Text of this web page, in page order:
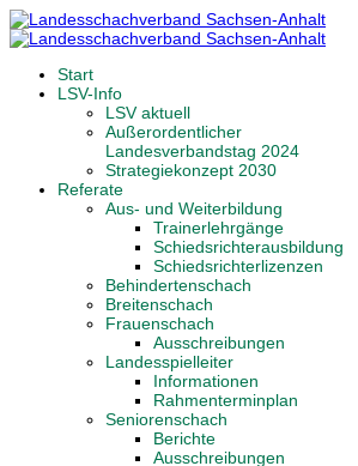
Start
LSV-Info
LSV aktuell
Außerordentlicher
Landesverbandstag 2024
Strategiekonzept 2030
Referate
Aus- und Weiterbildung
Trainerlehrgänge
Schiedsrichterausbildung
Schiedsrichterlizenzen
Behindertenschach
Breitenschach
Frauenschach
Ausschreibungen
Landesspielleiter
Informationen
Rahmenterminplan
Seniorenschach
Berichte
Ausschreibungen